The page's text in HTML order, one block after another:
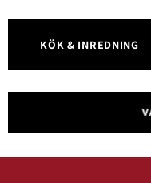
KÖK & INREDNING